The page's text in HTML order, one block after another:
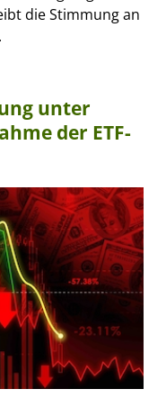
die Stimmung an
unter
der ETF-